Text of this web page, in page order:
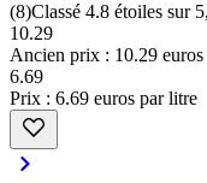
(8)Classé 4.8 étoiles sur
10.29
Ancien prix : 10.29 euros
6.69
Prix : 6.69 euros par litre